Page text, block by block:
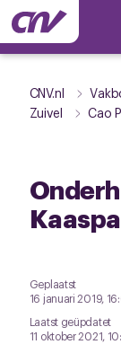
CNV.nl
Zuivel
Cao
Geplaatst
16 januari 2019,
Laatst geüpdatet
11 oktober 2021,